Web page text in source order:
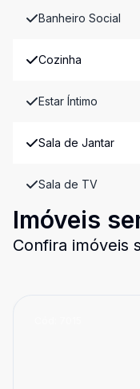
Banheiro Social
Cozinha
Estar Íntimo
Sala de Jantar
Sala de TV
Imóveis
Confira imóveis